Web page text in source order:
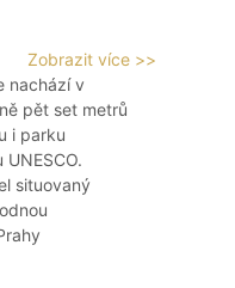
Zobrazit více >>
nachází v
pět set metrů
i parku
situovaný